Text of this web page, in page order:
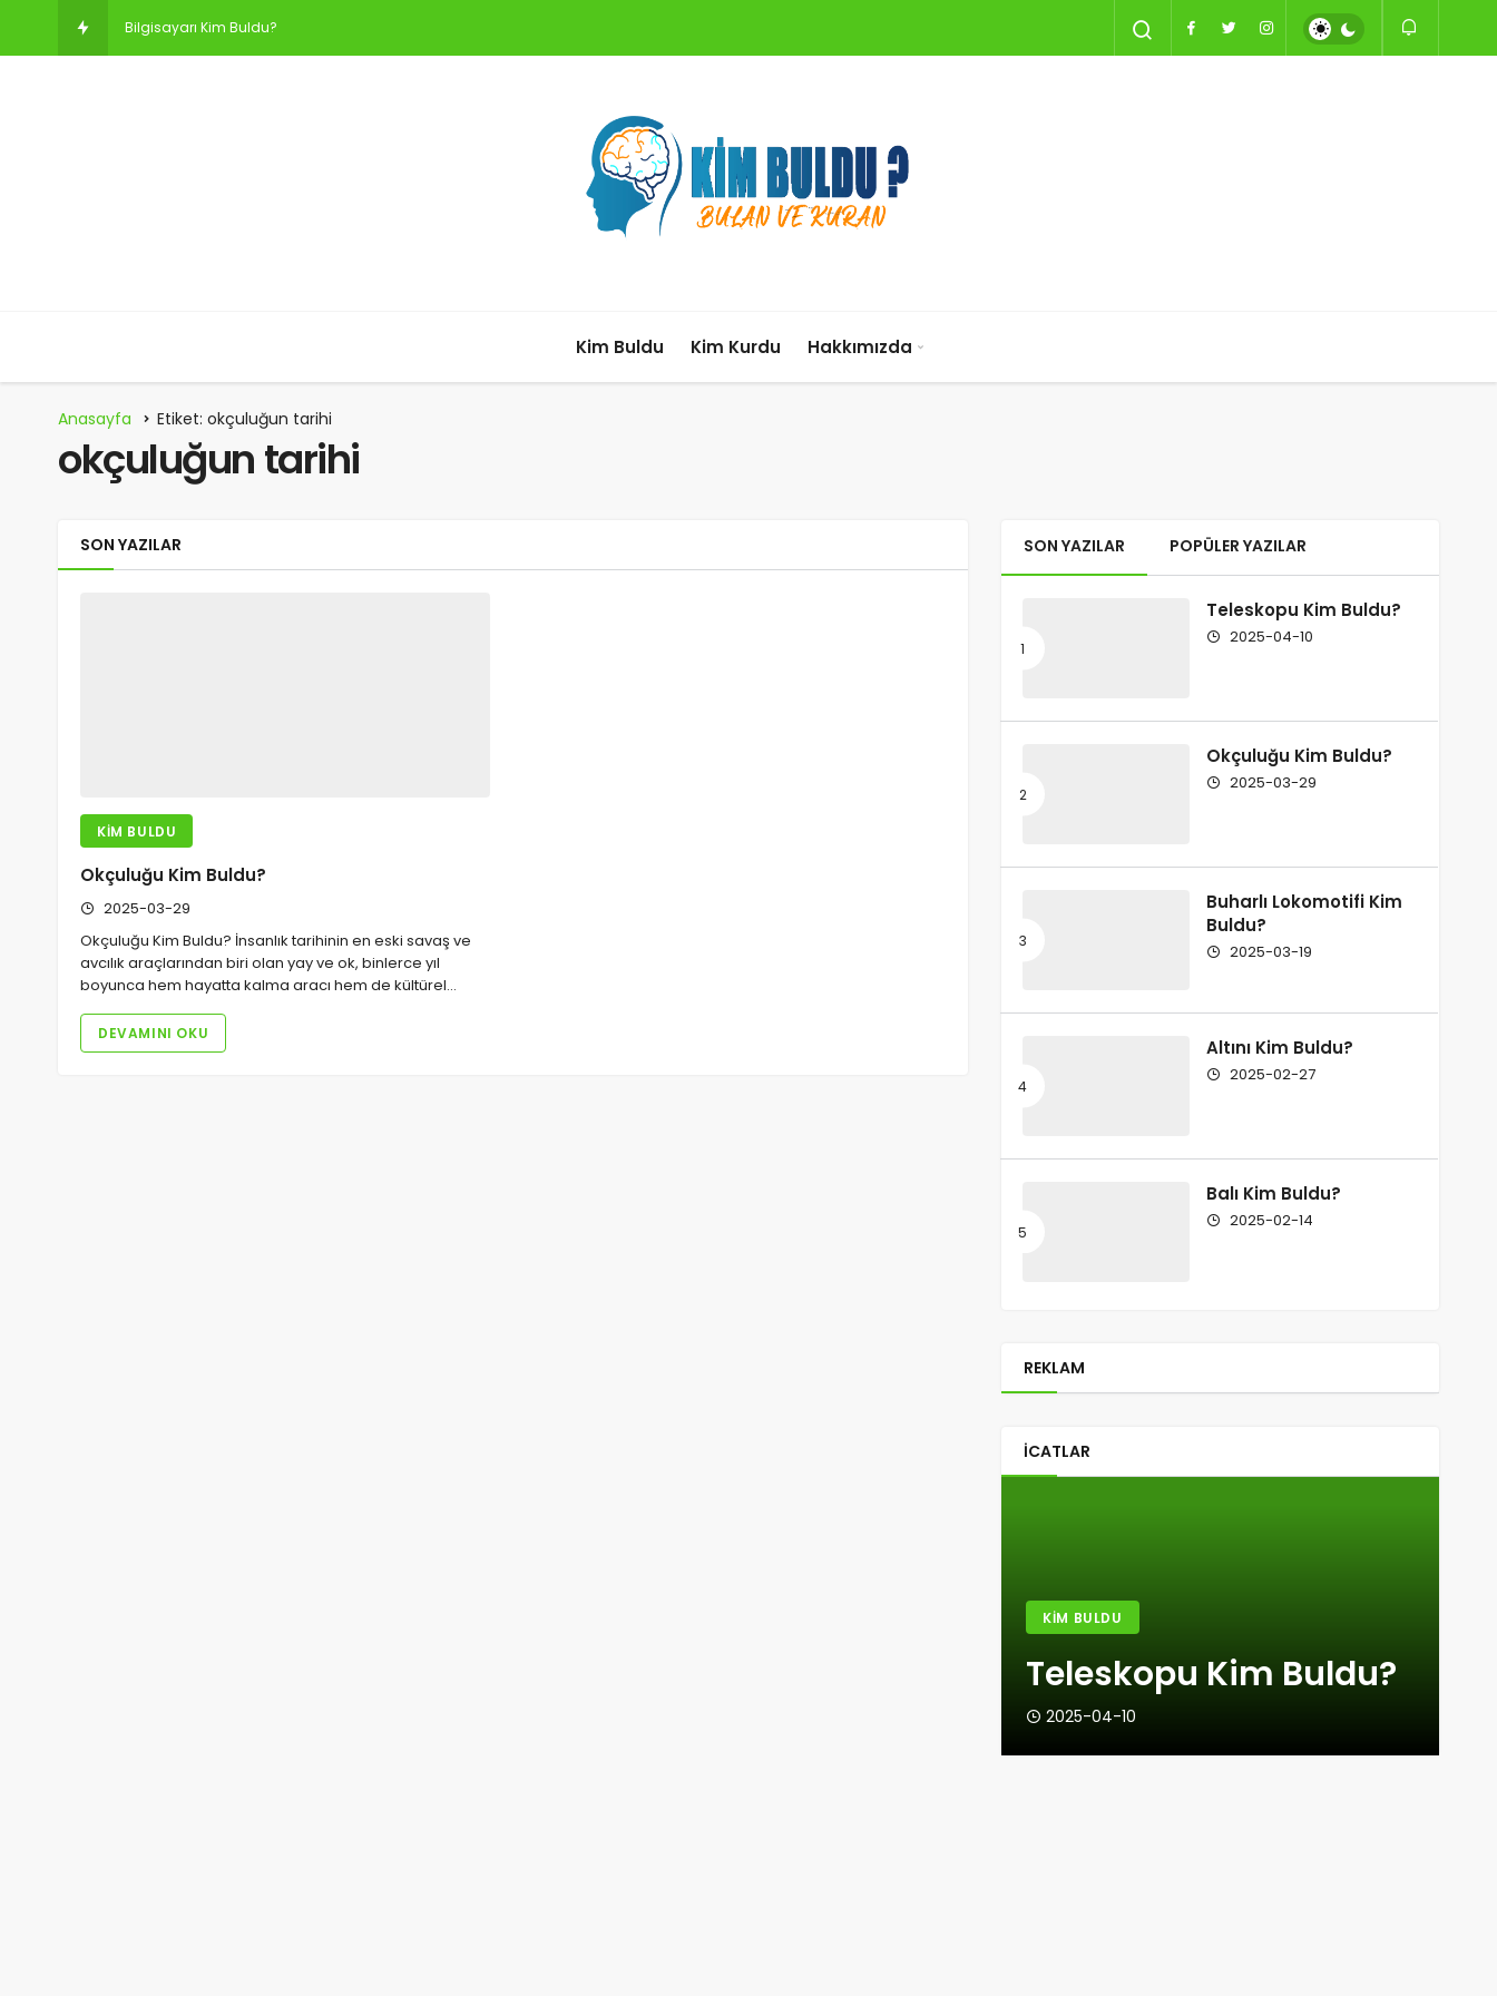
Bilgisayarı Kim Buldu?
Helikopteri Kim Buldu?
Kim Buldu Kim Kurdu Hakkımızda
Anasayfa Etiket: okçuluğun tarihi
okçuluğun tarihi
SON YAZILAR
KIM BULDU
Okçuluğu Kim Buldu?
2025-03-29
Okçuluğu Kim Buldu? İnsanlık tarihinin en eski savaş ve
avcılık araçlarından biri olan yay ve ok, binlerce yıl
boyunca hem hayatta kalma aracı hem de kültürel…
DEVAMINI OKU
SON YAZILAR POPÜLER YAZILAR
Teleskopu Kim Buldu?
2025-04-10
Okçuluğu Kim Buldu?
2025-03-29
Buharlı Lokomotifi Kim
Buldu?
2025-03-19
Altını Kim Buldu?
2025-02-27
Balı Kim Buldu?
2025-02-14
REKLAM
İCATLAR
KIM BULDU
Teleskopu Kim Buldu?
2025-04-10